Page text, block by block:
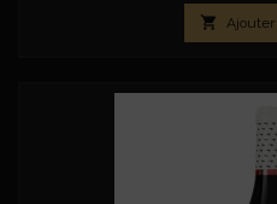
 Ajouter